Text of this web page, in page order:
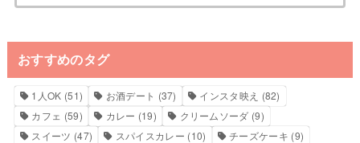
おすすめのタグ
1人OK (51) お酒デート (37) インスタ映え (82)
カフェ (59) カレー (19) クリームソーダ (9)
スイーツ (47) スパイスカレー (10) チーズケーキ (9)